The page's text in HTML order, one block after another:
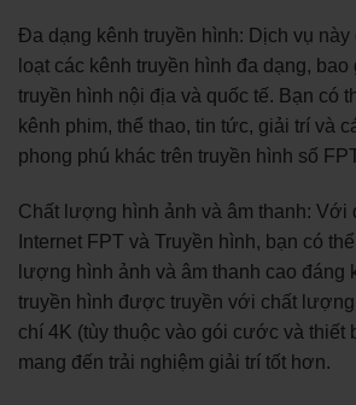
Đa dạng kênh truyền hình: Dịch vụ này
loạt các kênh truyền hình đa dạng, bao
truyền hình nội địa và quốc tế. Bạn có
kênh phim, thể thao, tin tức, giải trí và
phong phú khác trên truyền hình số
Chất lượng hình ảnh và âm thanh: Với
Internet FPT và Truyền hình, bạn có
lượng hình ảnh và âm thanh cao đáng
truyền hình được truyền với chất
chí 4K (tùy thuộc vào gói cước và thiết
mang đến trải nghiệm giải trí tốt hơn.